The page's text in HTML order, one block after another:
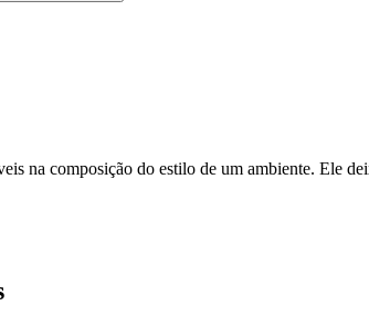
na composição do estilo de um ambiente. Ele